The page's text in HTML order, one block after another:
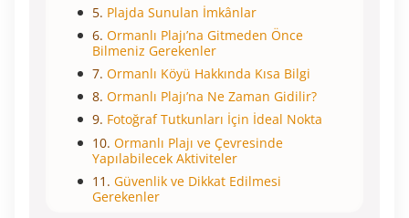
Plajda Sunulan İmkânlar
Ormanlı Plajı’na Gitmeden Önce
Bilmeniz Gerekenler
Ormanlı Köyü Hakkında Kısa Bilgi
Ormanlı Plajı’na Ne Zaman Gidilir?
Fotoğraf Tutkunları İçin İdeal Nokta
Ormanlı Plajı ve Çevresinde
Yapılabilecek Aktiviteler
Güvenlik ve Dikkat Edilmesi
Gerekenler